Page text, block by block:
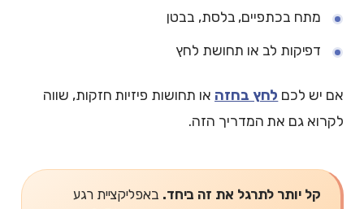
מתח בכתפיים, בלסת, בבטן
דפיקות לב או תחושת לחץ
אם יש לכם לחץ בחזה או תחושות פיזיות חזקות, שווה
לקרוא גם את המדריך הזה.
קל יותר לתרגל את זה ביחד. באפליקציית רגע